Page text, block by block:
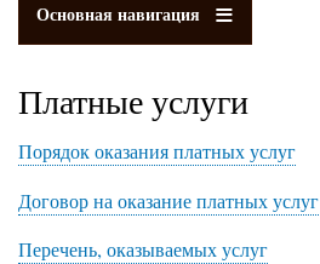
Основная навигация
Платные услуги
Порядок оказания платных услуг
Договор на оказание платных услуг
Перечень, оказываемых услуг